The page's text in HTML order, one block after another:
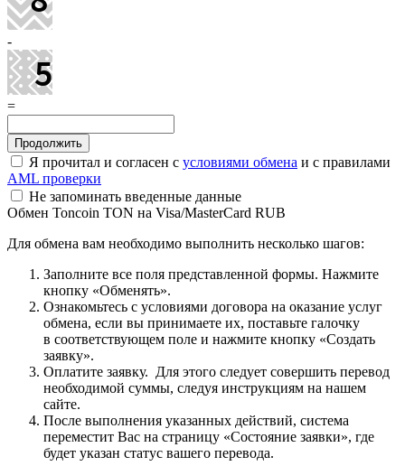
-
=
Я прочитал и согласен с условиями обмена и с правилами
AML проверки
Не запоминать введенные данные
Обмен Toncoin TON на Visa/MasterCard RUB
Для обмена вам необходимо выполнить несколько шагов:
Заполните все поля представленной формы. Нажмите
кнопку «Обменять».
Ознакомьтесь с условиями договора на оказание услуг
обмена, если вы принимаете их, поставьте галочку
в соответствующем поле и нажмите кнопку «Создать
заявку».
Оплатите заявку. Для этого следует совершить перевод
необходимой суммы, следуя инструкциям на нашем
сайте.
После выполнения указанных действий, система
переместит Вас на страницу «Состояние заявки», где
будет указан статус вашего перевода.